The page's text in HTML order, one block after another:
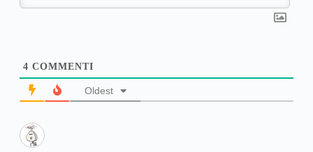
4 COMMENTI
Oldest